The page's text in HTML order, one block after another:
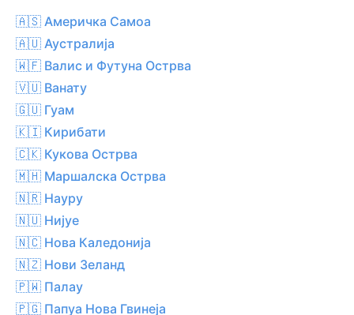
🇦🇸 Америчка Самоа
🇦🇺 Аустралија
🇼🇫 Валис и Футуна Острва
🇻🇺 Ванату
🇬🇺 Гуам
🇰🇮 Кирибати
🇨🇰 Кукова Острва
🇲🇭 Маршалска Острва
🇳🇷 Науру
🇳🇺 Нијуе
🇳🇨 Нова Каледонија
🇳🇿 Нови Зеланд
🇵🇼 Палау
🇵🇬 Папуа Нова Гвинеја